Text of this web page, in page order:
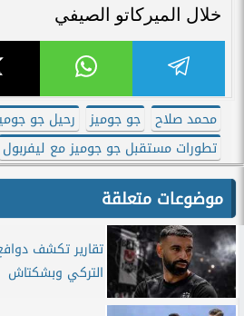
خلال الميركاتو الصيفي
محمد صلاح جو جوميز
رحيل جو
تطورات مستقبل جو جوميز مع ليفربول
موضوعات متعلقة
تقارير تكشف
التركي وبشكتاش